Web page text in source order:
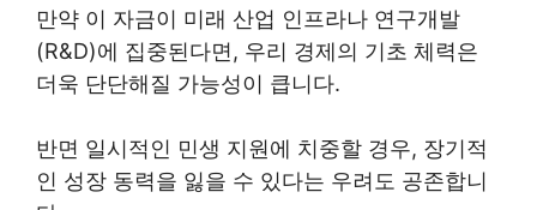
만약 이 자금이 미래 산업 인프라나 연구개발
(R&D)에 집중된다면, 우리 경제의 기초 체력은
더욱 단단해질 가능성이 큽니다.
반면 일시적인 민생 지원에 치중할 경우, 장기적
인 성장 동력을 잃을 수 있다는 우려도 공존합니